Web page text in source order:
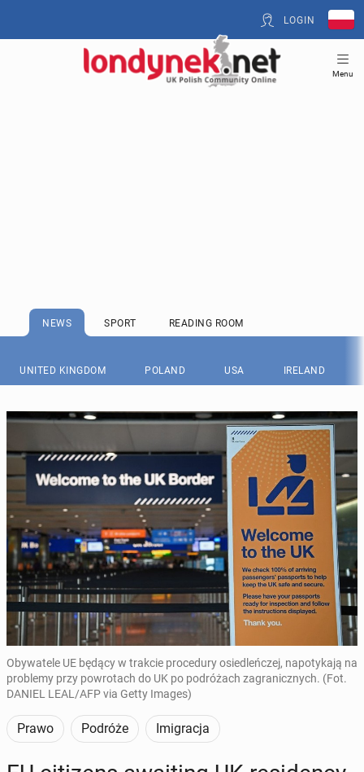
LOGIN
Menu
NEWS SPORT READING ROOM
UNITED KINGDOM POLAND USA IRELAND
Obywatele UE będący w trakcie procedury osiedleńczej, napotykają na
problemy przy powrotach do UK po podróżach zagranicznych. (Fot.
DANIEL LEAL/AFP via Getty Images)
Prawo Podróże Imigracja